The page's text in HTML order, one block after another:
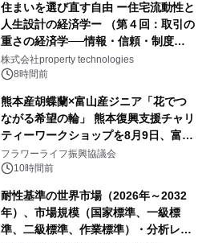
住まいを選び直す自由 ー住宅流動性と
人生設計の経済学ー （第４回：取引の
重さの経済学──情報・信頼・制度を
PropTechはどう組み替えるか）｜
PropTech-Lab
株式会社property technologies
8時間前
熊本産胡蝶蘭×富山産ジニア「花でつ
ながる希望の輪」 熊本復興支援チャリ
ティーワークショップを8月9日、富
山・射水で開催
フラワーライフ振興協議会
10時間前
耐性基準の世界市場（2026年～2032
年）、市場規模（国家標準、一級標
準、二級標準、作業標準）・分析レポ